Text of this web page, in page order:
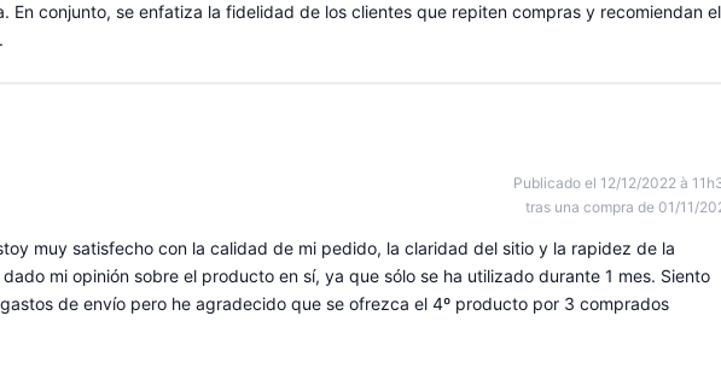
En conjunto, se enfatiza la fidelidad de los clientes que repiten compras y recomiendan el
Publicado el 12/12/2022 à
tras una compra de 01/11/
muy satisfecho con la calidad de mi pedido, la claridad del sitio y la rapidez de la
mi opinión sobre el producto en sí, ya que sólo se ha utilizado durante 1 mes. Siento
de envío pero he agradecido que se ofrezca el 4º producto por 3 comprados